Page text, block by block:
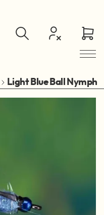
Light Blue Ball Nymph